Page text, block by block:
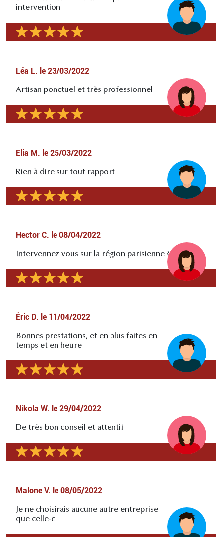
intervention
Léa L. le 23/03/2022
Artisan ponctuel et très professionnel
Elia M. le 25/03/2022
Rien à dire sur tout rapport
Hector C. le 08/04/2022
Intervennez vous sur la région parisienne ?
Éric D. le 11/04/2022
Bonnes prestations, et en plus faites en
temps et en heure
Nikola W. le 29/04/2022
De très bon conseil et attentif
Malone V. le 08/05/2022
Je ne choisirais aucune autre entreprise
que celle-ci